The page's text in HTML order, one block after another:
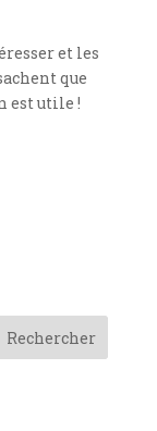
et les
que
est utile !
Rechercher